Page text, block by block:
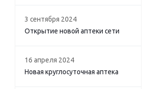
3 сентября 2024
Открытие новой аптеки сети
16 апреля 2024
Новая круглосуточная аптека